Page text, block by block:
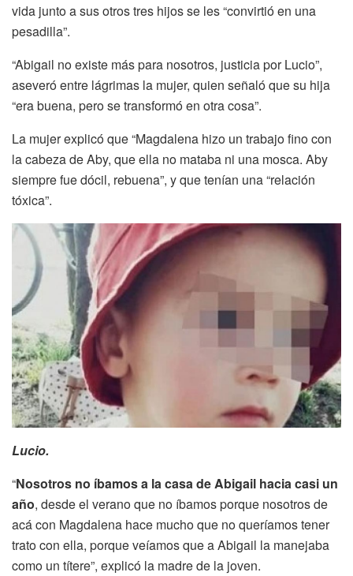
vida junto a sus otros tres hijos se les “convirtió en una
pesadilla”.
“Abigail no existe más para nosotros, justicia por Lucio”,
aseveró entre lágrimas la mujer, quien señaló que su hija
“era buena, pero se transformó en otra cosa”.
La mujer explicó que “Magdalena hizo un trabajo fino con
la cabeza de Aby, que ella no mataba ni una mosca. Aby
siempre fue dócil, rebuena”, y que tenían una “relación
tóxica”.
Lucio.
“Nosotros no íbamosa la casa deAbigail hacia casi un
año, desde el verano que no íbamosporque nosotros de
acá con Magdalena hace mucho que no queríamos tener
trato con ella, porque veíamos que aAbigail la manejaba
como un títere”, explicó la madre de la joven.